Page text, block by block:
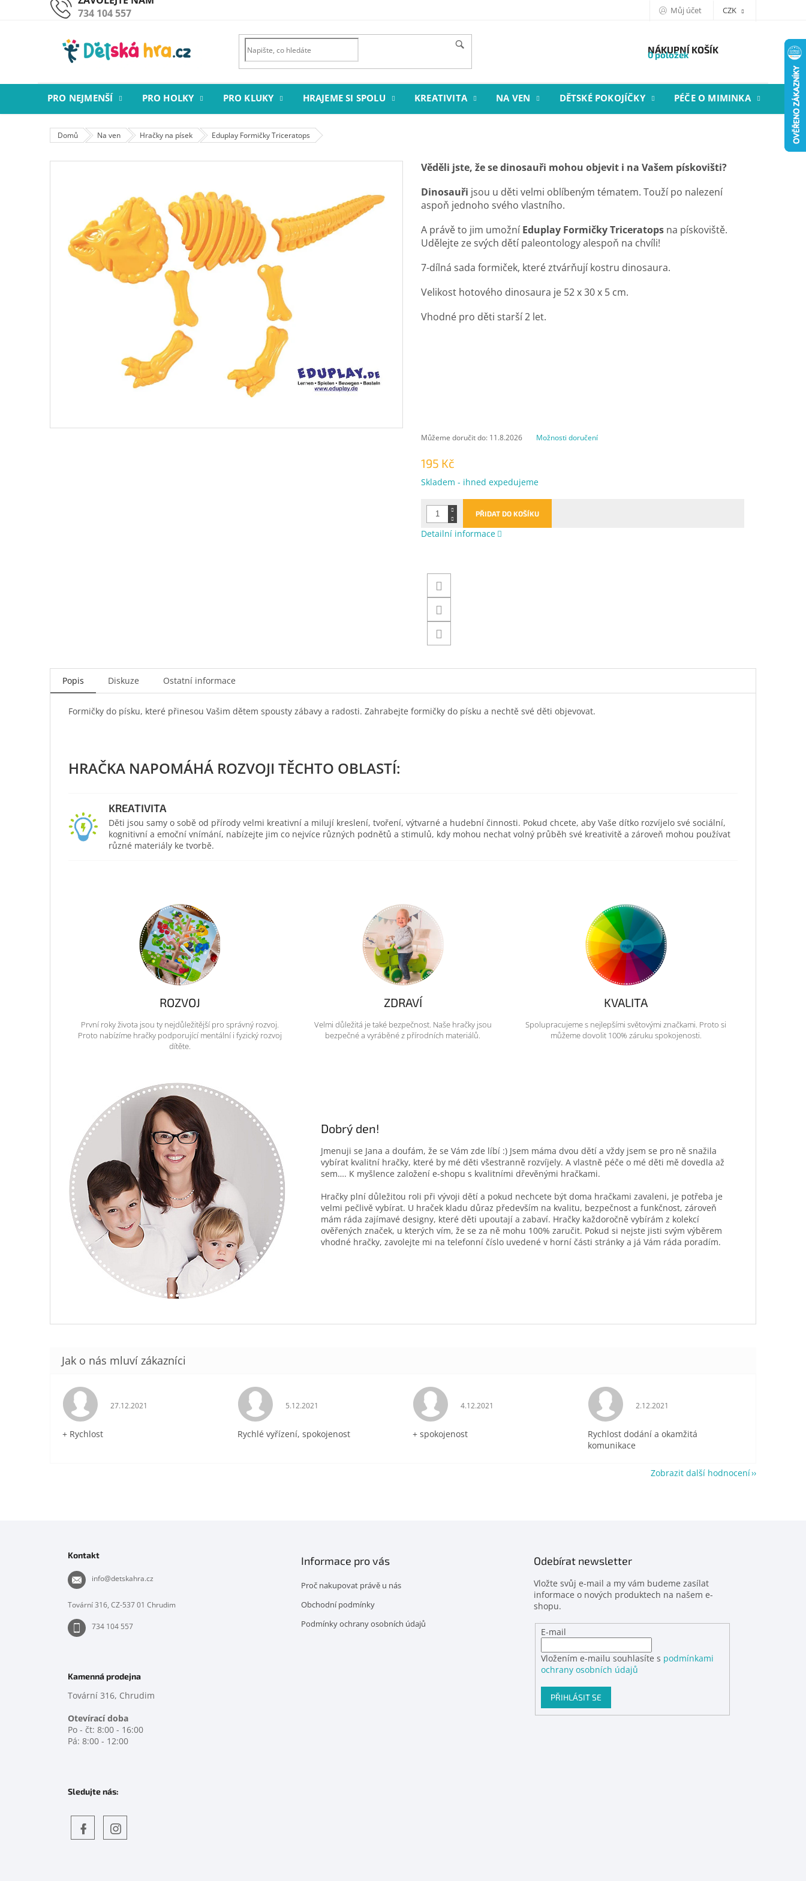
734 104 557 Můj účet CZK
NÁKUPNÍ KOŠÍK
0 položek
PRO NEJMENŠÍ PRO HOLKY PRO KLUKY HRAJEME SI SPOLU KREATIVITA NA VEN DĚTSKÉ POKOJÍČKY PÉČE O MIMINKA
Domů Na ven Hračky na písek Eduplay Formičky Triceratops
195 Kč
Měrná
Skladem - ihned expedujeme
Můžeme doručit do: 11.8.2026 Možnosti doručení
PŘIDAT DO KOŠÍKU
Věděli jste, že se dinosauři mohou objevit i na Vašem pískovišti?
Dinosauři jsou u děti velmi oblíbeným tématem. Touží po nalezení
aspoň jednoho svého vlastního.
A právě to jim umožní Eduplay Formičky Triceratops na pískoviště.
Udělejte ze svých dětí paleontology alespoň na chvíli!
7-dílná sada formiček, které ztvárňují kostru dinosaura.
Velikost hotového dinosaura je 52 x 30 x 5 cm.
Vhodné pro děti starší 2 let.
Detailní informace
Popis Diskuze Ostatní informace
Formičky do písku, které přinesou Vašim dětem spousty zábavy a radosti. Zahrabejte formičky do písku a nechtě své děti objevovat.
KREATIVITA
Děti jsou samy o sobě od přírody velmi kreativní a milují kreslení, tvoření, výtvarné a hudební činnosti. Pokud chcete, aby Vaše dítko rozvíjelo své sociální,
kognitivní a emoční vnímání, nabízejte jim co nejvíce různých podnětů a stimulů, kdy mohou nechat volný průběh své kreativitě a zároveň mohou používat
různé materiály ke tvorbě.
ROZVOJ
První roky života jsou ty nejdůležitější pro správný rozvoj.
Proto nabízíme hračky podporující mentální i fyzický rozvoj
dítěte.
ZDRAVÍ
Velmi důležitá je také bezpečnost. Naše hračky jsou
bezpečné a vyráběné z přírodních materiálů.
KVALITA
Spolupracujeme s nejlepšími světovými značkami. Proto si
můžeme dovolit 100% záruku spokojenosti.
Dobrý den!
Jmenuji se Jana a doufám, že se Vám zde líbí :) Jsem máma dvou dětí a vždy jsem se pro ně snažila
vybírat kvalitní hračky, které by mé děti všestranně rozvíjely. A vlastně péče o mé děti mě dovedla až
sem…. K myšlence založení e-shopu s kvalitními dřevěnými hračkami.
Hračky plní důležitou roli při vývoji dětí a pokud nechcete být doma hračkami zavaleni, je potřeba je
velmi pečlivě vybírat. U hraček kladu důraz především na kvalitu, bezpečnost a funkčnost, zároveň
mám ráda zajímavé designy, které děti upoutají a zabaví. Hračky každoročně vybírám z kolekcí
ověřených značek, u kterých vím, že se za ně mohu 100% zaručit. Pokud si nejste jisti svým výběrem
vhodné hračky, zavolejte mi na telefonní číslo uvedené v horní části stránky a já Vám ráda poradím.
Hodnocení obchodu je 5 z 5 hvězdiček.
27.12.2021
+ Rychlost
Hodnocení obchodu je 5 z 5 hvězdiček.
5.12.2021
Rychlé vyřízení, spokojenost
Hodnocení obchodu je 5 z 5 hvězdiček.
4.12.2021
+ spokojenost
Hodnocení obchodu je 5 z 5 hvězdiček.
2.12.2021
Rychlost dodání a okamžitá
komunikace
Zobrazit další hodnocení
Kontakt
info@detskahra.cz
Tovární 316, CZ-537 01 Chrudim
734 104 557
Kamenná prodejna
Tovární 316, Chrudim
Otevírací doba
Po - čt: 8:00 - 16:00
Pá: 8:00 - 12:00
Sledujte nás:
Informace pro vás
Proč nakupovat právě u nás
Obchodní podmínky
Podmínky ochrany osobních údajů
Odebírat newsletter
Vložte svůj e-mail a my vám budeme zasílat
informace o nových produktech na našem e-
shopu.
E-mail
Vložením e-mailu souhlasíte s podmínkami
ochrany osobních údajů
PŘIHLÁSIT SE